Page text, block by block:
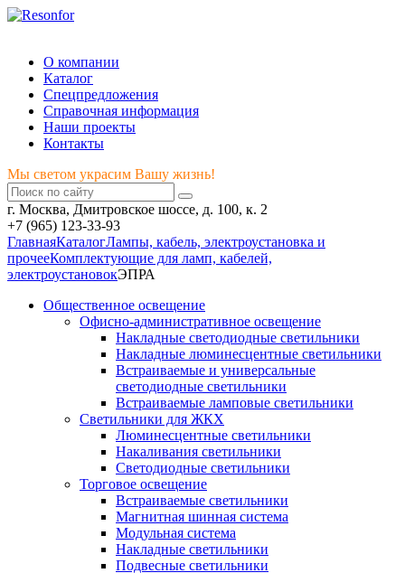
О компании
Каталог
Спецпредложения
Справочная информация
Наши проекты
Контакты
Мы светом украсим Вашу жизнь!
г. Москва, Дмитровское шоссе, д. 100, к. 2
+7 (965) 123-33-93
ГлавнаяКаталогЛампы, кабель, электроустановка и
прочееКомплектующие для ламп, кабелей,
электроустановокЭПРА
Общественное освещение
Офисно-административное освещение
Накладные светодиодные светильники
Накладные люминесцентные светильники
Встраиваемые и универсальные
светодиодные светильники
Встраиваемые ламповые светильники
Светильники для ЖКХ
Люминесцентные светильники
Накаливания светильники
Светодиодные светильники
Торговое освещение
Встраиваемые светильники
Магнитная шинная система
Модульная система
Накладные светильники
Подвесные светильники